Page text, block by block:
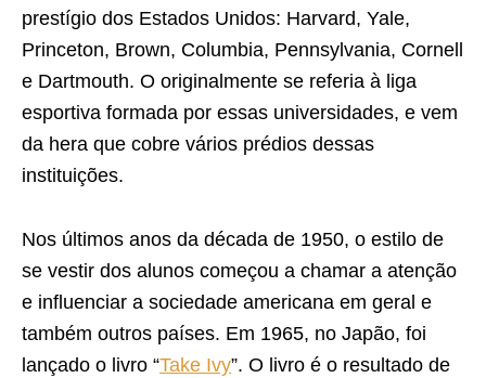
prestígio dos Estados Unidos: Harvard, Yale,
Princeton, Brown, Columbia, Pennsylvania, Cornell
e Dartmouth. O originalmente se referia à liga
esportiva formada por essas universidades, e vem
da hera que cobre vários prédios dessas
instituições.
Nos últimos anos da década de 1950, o estilo de
se vestir dos alunos começou a chamar a atenção
e influenciar a sociedade americana em geral e
também outros países. Em 1965, no Japão, foi
lançado o livro “Take Ivy”. O livro é o resultado de